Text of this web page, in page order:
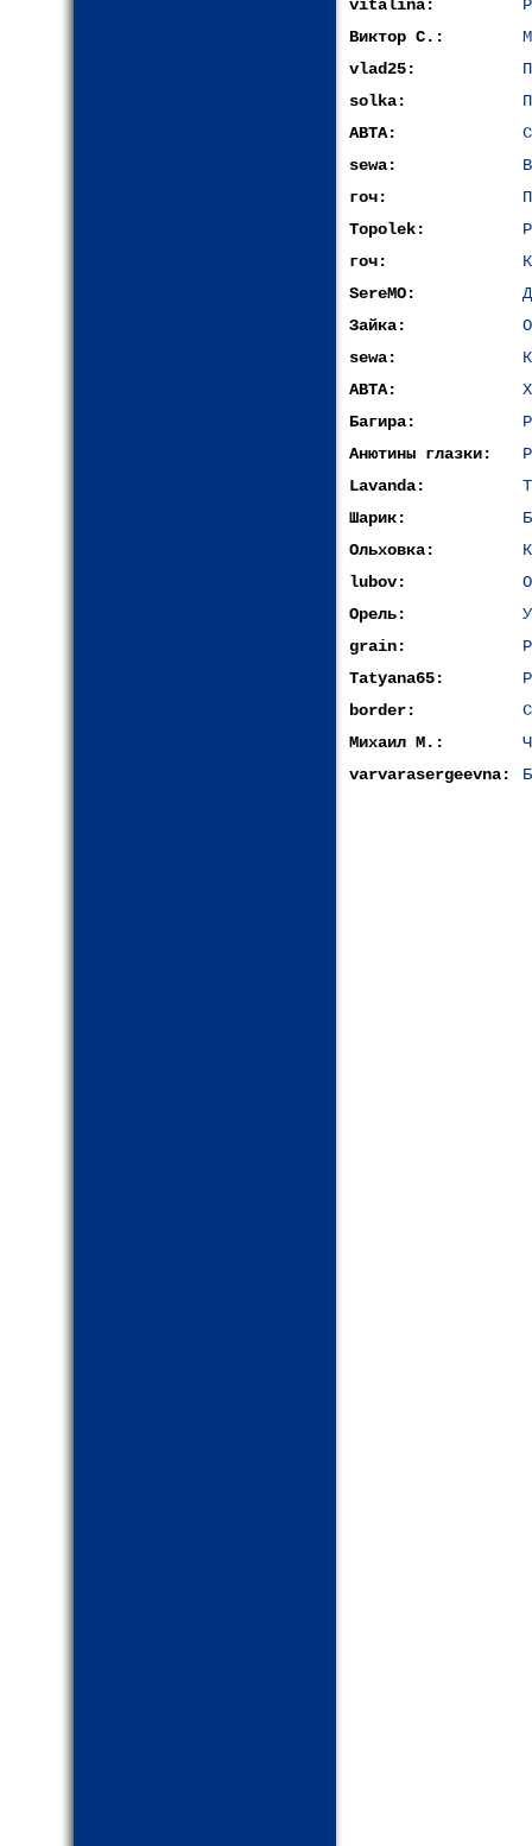
vitalina:
Виктор С.:
vlad25:
solka:
АВТА:
sewa:
гоч:
Topolek:
гоч:
SereMO:
Зайка:
sewa:
АВТА:
Багира:
Анютины глазки:
Lavanda:
Шарик:
Ольховка:
lubov:
Орель:
grain:
Tatyana65:
border:
Михаил М.:
varvarasergeevna: